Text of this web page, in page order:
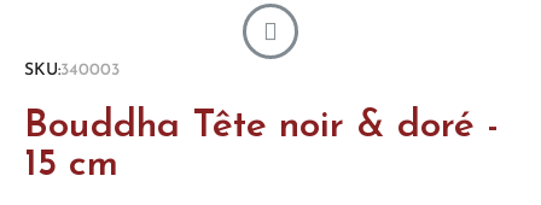
SKU 340003
Bouddha Tête noir & doré -
15 cm